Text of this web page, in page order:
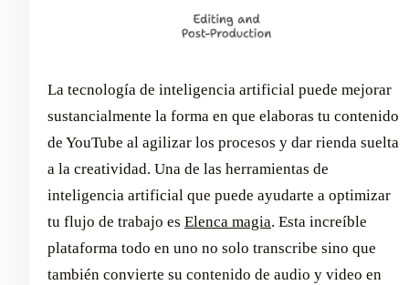
La tecnología de inteligencia artificial puede mejorar
sustancialmente la forma en que elaboras tu contenido
de YouTube al agilizar los procesos y dar rienda suelta
a la creatividad. Una de las herramientas de
inteligencia artificial que puede ayudarte a optimizar
tu flujo de trabajo es Elenca magia. Esta increíble
plataforma todo en uno no solo transcribe sino que
también convierte su contenido de audio y video en